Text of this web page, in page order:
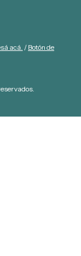
acá. / Botón de